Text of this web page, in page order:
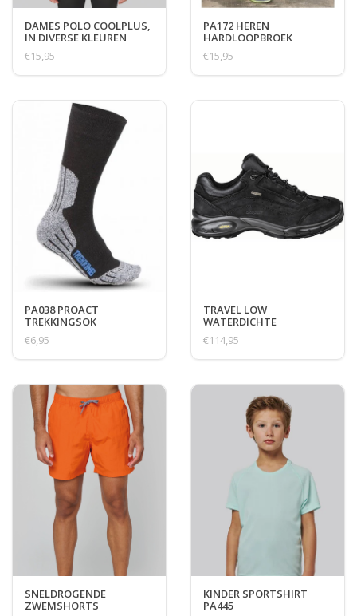
DAMES POLO COOLPLUS,
IN DIVERSE KLEUREN
€15,95
PA172 HEREN
HARDLOOPBROEK
€15,95
PA038 PROACT
TREKKINGSOK
€6,95
TRAVEL LOW
WATERDICHTE
WANDELSCHOENEN
€114,95
SNELDROGENDE
ZWEMSHORTS
KINDER SPORTSHIRT
PA445